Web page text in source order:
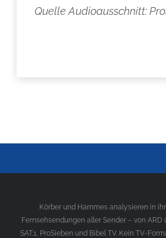
Quelle Audioausschnitt:
Körber und Hammes analysieren in
Fernsehsendungen aller Sender – von ARD
SAT.1, ProSieben und Bibel TV. Kein TV-